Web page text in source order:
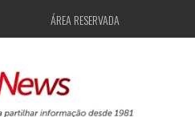
ÁREA RESERVADA